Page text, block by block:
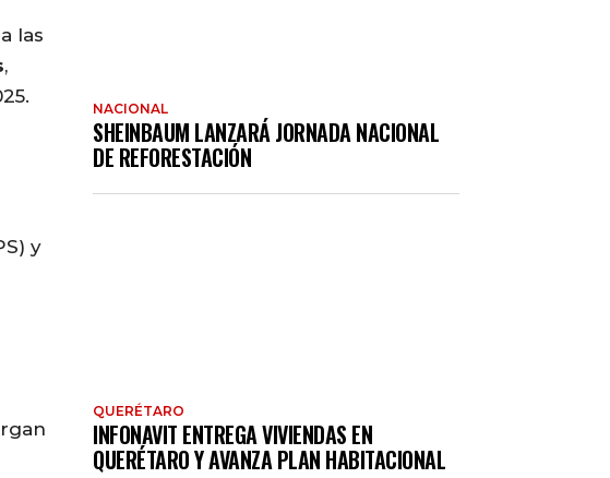
las
,
y
NACIONAL
SHEINBAUM LANZARÁ JORNADA NACIONAL
DE REFORESTACIÓN
QUERÉTARO
INFONAVIT ENTREGA VIVIENDAS EN
QUERÉTARO Y AVANZA PLAN HABITACIONAL